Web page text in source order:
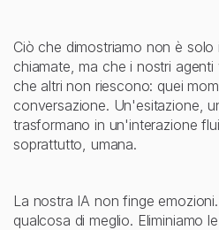
Ciò che dimostriamo non è
chiamate, ma che i nostri
che altri non riescono: quei
conversazione. Un'esitazione,
trasformano in un'interazione
soprattutto, umana.
La nostra IA non finge
qualcosa di meglio. Eliminiamo